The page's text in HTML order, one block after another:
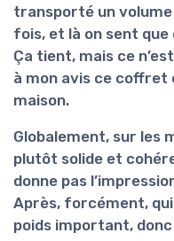
transporté un volume
fois, et là on sent que
Ça tient, mais ce
à mon avis ce
maison.
Globalement, sur les
plutôt solide et
donne pas
Après, forcément,
poids important,